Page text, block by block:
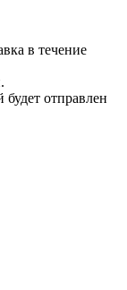
в течение
будет отправлен